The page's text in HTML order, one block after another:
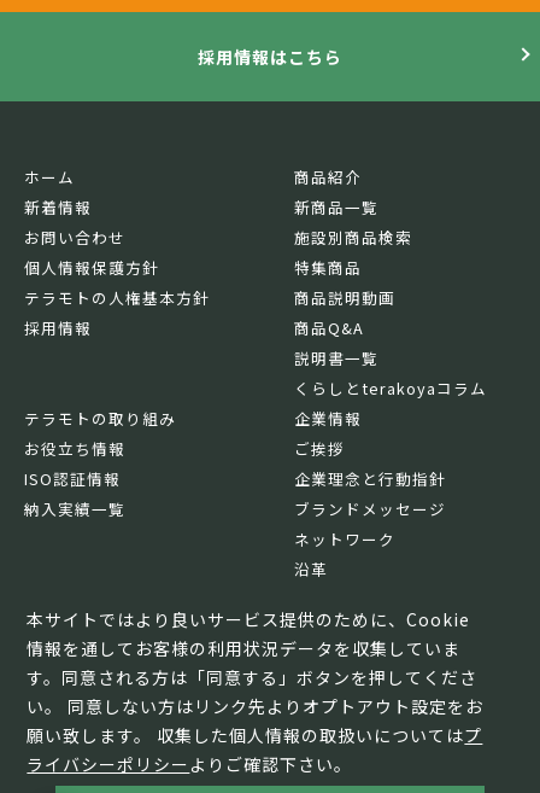
本サイトではより良いサービス提供のために、Cookie
情報を通してお客様の利用状況データを収集していま
す。同意される方は「同意する」ボタンを押してくださ
い。 同意しない方はリンク先よりオプトアウト設定をお
願い致します。 収集した個人情報の取扱いについてはプ
ライバシーポリシー よりご確認下さい。
採用情報はこちら
ホーム
新着情報
お問い合わせ
個人情報保護方針
テラモトの人権基本方針
採用情報
商品紹介
新商品一覧
施設別商品検索
特集商品
商品説明動画
商品Q&A
説明書一覧
くらしとterakoyaコラム
テラモトの取り組み
お役立ち情報
ISO認証情報
納入実績一覧
企業情報
ご挨拶
企業理念と行動指針
ブランドメッセージ
ネットワーク
沿革